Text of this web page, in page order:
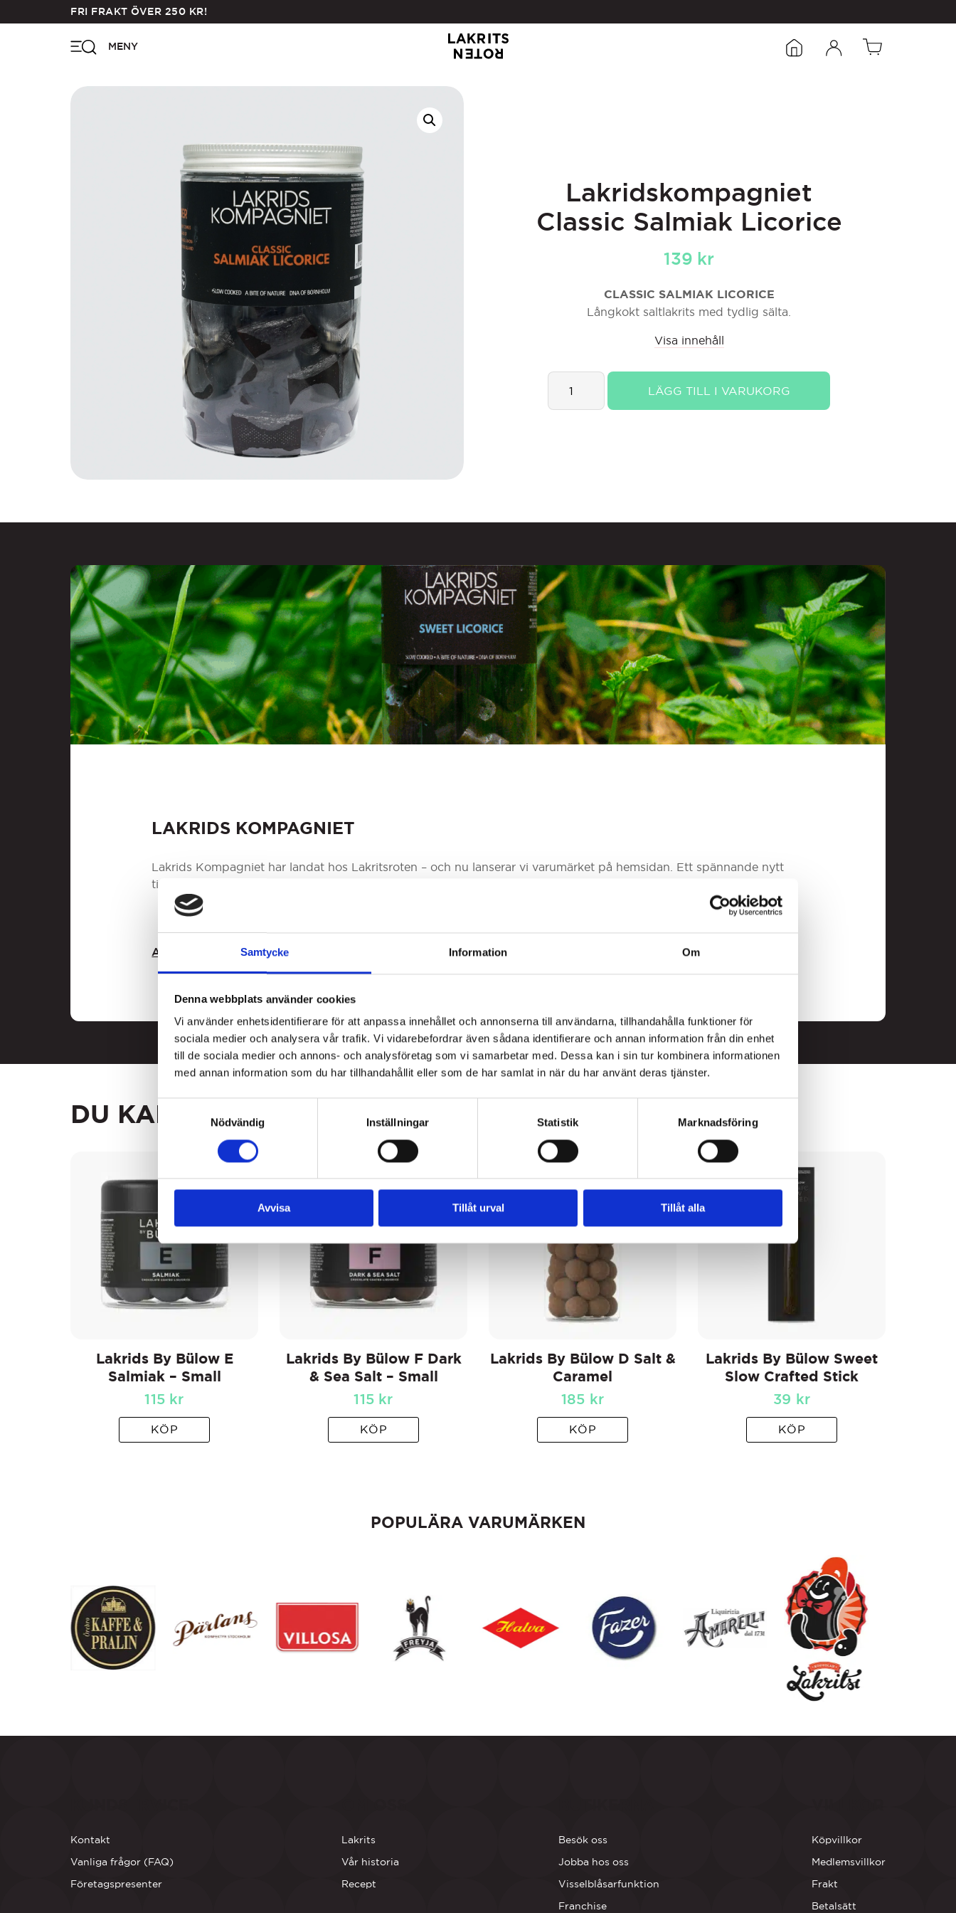
Samtycke Information Om
Denna webbplats använder cookies
Vi använder enhetsidentifierare för att anpassa innehållet och annonserna till användarna, tillhandahålla funktioner för
sociala medier och analysera vår trafik. Vi vidarebefordrar även sådana identifierare och annan information från din enhet
till de sociala medier och annons- och analysföretag som vi samarbetar med. Dessa kan i sin tur kombinera informationen
med annan information som du har tillhandahållit eller som de har samlat in när du har använt deras tjänster.
Samtyckesval
Nödvändig
Inställningar Statistik Marknadsföring
Avvisa Tillåt urval Tillåt alla
FRI FRAKT ÖVER 250 KR!
MENY
Lakridskompagniet
Classic Salmiak Licorice
139 kr
CLASSIC SALMIAK LICORICE
Långkokt saltlakrits med tydlig sälta.
Visa innehåll
Lakridskompagniet
Classic
Salmiak
LÄGG TILL I VARUKORG
LAKRIDS KOMPAGNIET
Lakrids Kompagniet har landat hos Lakritsroten – och nu lanserar vi varumärket på hemsidan. Ett spännande nytt
tillskott för dig som älskar riktigt bra lakrits och vill upptäcka nya favoriter.
ALLT FRÅN LAKRIDS KOMPAGNIET
DU KANSKE GILLAR
Lakrids By Bülow E
Salmiak – Small
115 kr
KÖP
Lakrids By Bülow F Dark
& Sea Salt – Small
115 kr
KÖP
Lakrids By Bülow D Salt &
Caramel
185 kr
KÖP
Lakrids By Bülow Sweet
Slow Crafted Stick
39 kr
KÖP
POPULÄRA VARUMÄRKEN
Kontakt
Vanliga frågor (FAQ)
Företagspresenter
Lakrits
Vår historia
Recept
Besök oss
Jobba hos oss
Visselblåsarfunktion
Franchise
Köpvillkor
Medlemsvillkor
Frakt
Betalsätt